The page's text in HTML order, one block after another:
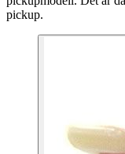
pickup.